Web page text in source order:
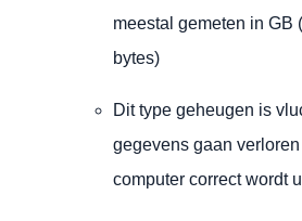
meestal gemeten in GB
bytes)
Dit type geheugen is
gegevens gaan
computer correct wordt